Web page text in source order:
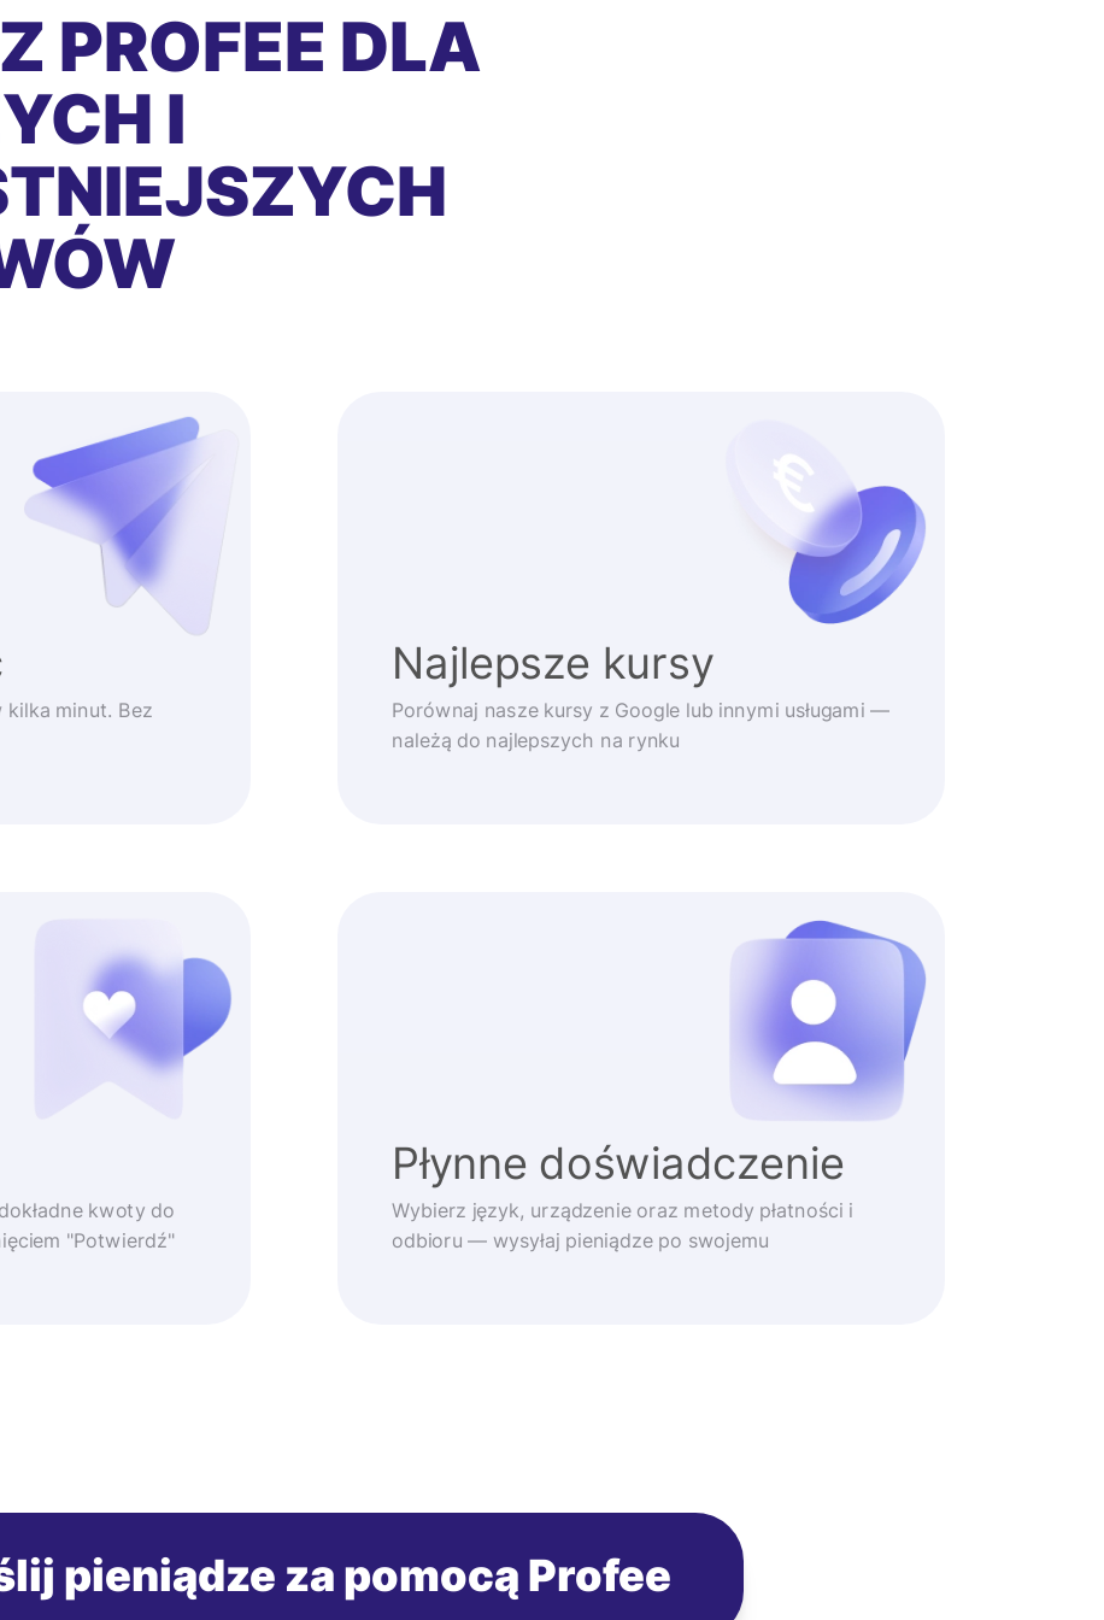
PROFEE DLA
I
kilka minut. Bez
Najlepsze kursy
Porównaj nasze kursy z Google lub innymi usługami —
należą do najlepszych na rynku
kwoty do
"Potwierdź"
Płynne doświadczenie
Wybierz język, urządzenie oraz metody płatności i
odbioru — wysyłaj pieniądze po swojemu
pieniądze za pomocą Profee